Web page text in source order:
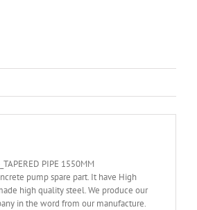
PIPE 1550MM
pump spare part. It have High
high quality steel. We produce our
in the word from our manufacture.